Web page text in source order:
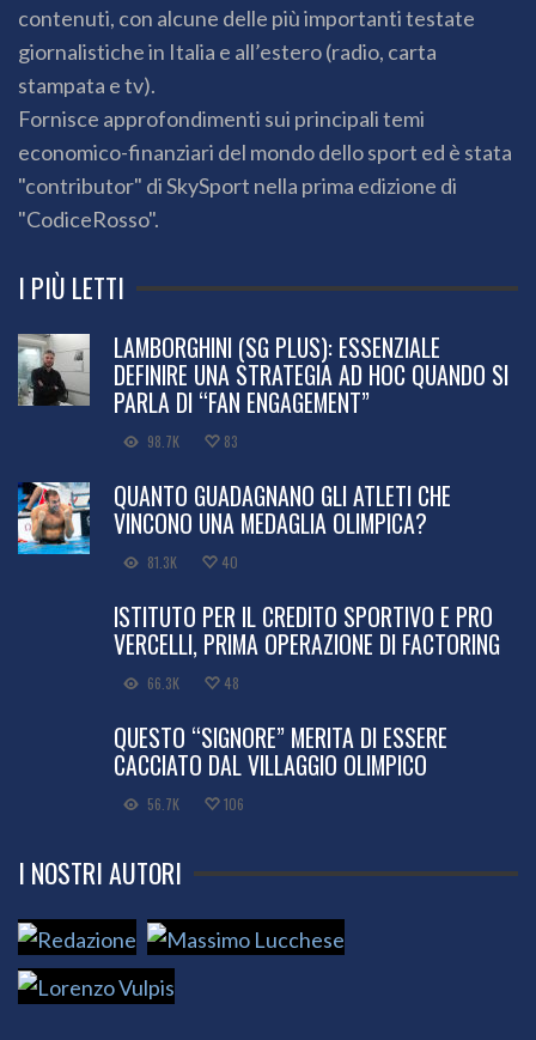
contenuti, con alcune delle più importanti testate
giornalistiche in Italia e all’estero (radio, carta
stampata e tv).
Fornisce approfondimenti sui principali temi
economico-finanziari del mondo dello sport ed è stata
"contributor" di SkySport nella prima edizione di
"CodiceRosso".
I PIÙ LETTI
LAMBORGHINI (SG PLUS): ESSENZIALE
DEFINIRE UNA STRATEGIA AD HOC QUANDO SI
PARLA DI “FAN ENGAGEMENT”
98.7K 83
QUANTO GUADAGNANO GLI ATLETI CHE
VINCONO UNA MEDAGLIA OLIMPICA?
81.3K 40
ISTITUTO PER IL CREDITO SPORTIVO E PRO
VERCELLI, PRIMA OPERAZIONE DI FACTORING
66.3K 48
QUESTO “SIGNORE” MERITA DI ESSERE
CACCIATO DAL VILLAGGIO OLIMPICO
56.7K 106
I NOSTRI AUTORI